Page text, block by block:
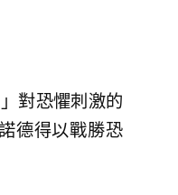
對恐懼刺激的
德得以戰勝恐